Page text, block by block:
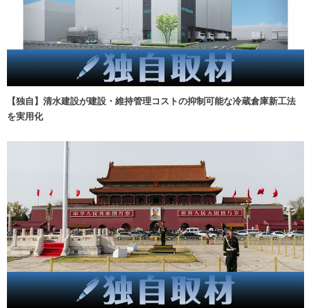
【独自】清水建設が建設・維持管理コストの抑制可能な冷蔵倉庫新工法
を実用化